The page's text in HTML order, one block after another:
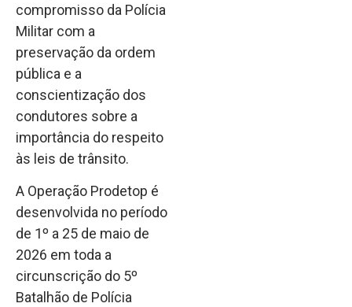
compromisso da Polícia
Militar com a
preservação da ordem
pública e a
conscientização dos
condutores sobre a
importância do respeito
às leis de trânsito.
A Operação Prodetop é
desenvolvida no período
de 1º a 25 de maio de
2026 em toda a
circunscrição do 5º
Batalhão de Polícia